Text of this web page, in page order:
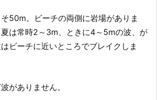
50m。ビーチの両側に岩場がありま
は常時2～3m、ときに4～5mの波、が
ビーチに近いところでブレイクしま
がありません。